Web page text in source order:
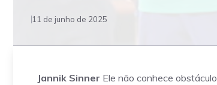
11 de junho de 2025
Jannik Sinner Ele não conhece